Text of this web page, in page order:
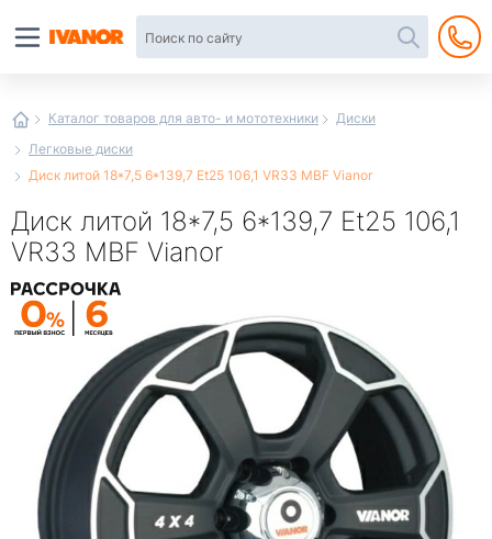
Каталог товаров для авто- и мототехники
Диски
Легковые диски
Диск литой 18*7,5 6*139,7 Et25 106,1 VR33 MBF Vianor
Диск литой 18*7,5 6*139,7 Et25 106,1
VR33 MBF Vianor
интернет-